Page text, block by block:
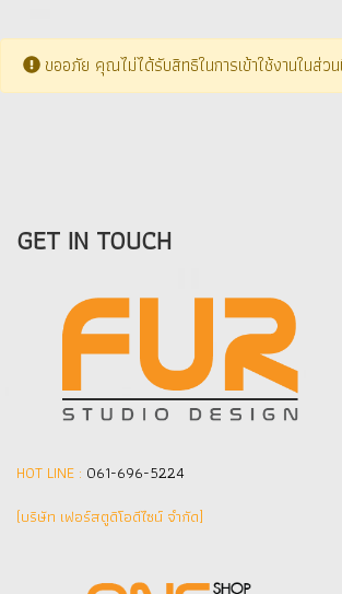
ขออภัย คุณไม่ได้รับสิทธิในการเข้าใช้งานในส่ว
GET IN TOUCH
HOT LINE : 061-696-5224
(บริษัท เฟอร์สตูดิโอดีไซน์ จำกัด]